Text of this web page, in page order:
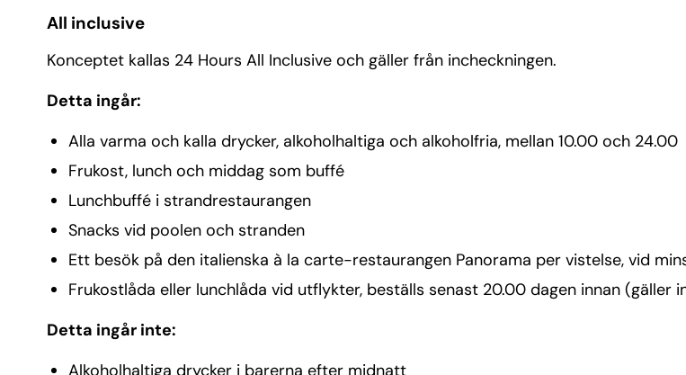
All inclusive
Konceptet kallas 24 Hours All Inclusive och gäller från incheckningen.
Detta ingår:
Alla varma och kalla drycker, alkoholhaltiga och alkoholfria, mellan 10.00 och 24.00
Frukost, lunch och middag som buffé
Lunchbuffé i strandrestaurangen
Snacks vid poolen och stranden
Ett besök på den italienska à la carte-restaurangen Panorama per vistelse, vid
Frukostlåda eller lunchlåda vid utflykter, beställs senast 20.00 dagen innan (gäller
Detta ingår inte:
Alkoholhaltiga drycker i barerna efter midnatt